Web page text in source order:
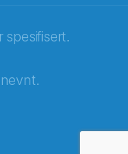
spesifisert.